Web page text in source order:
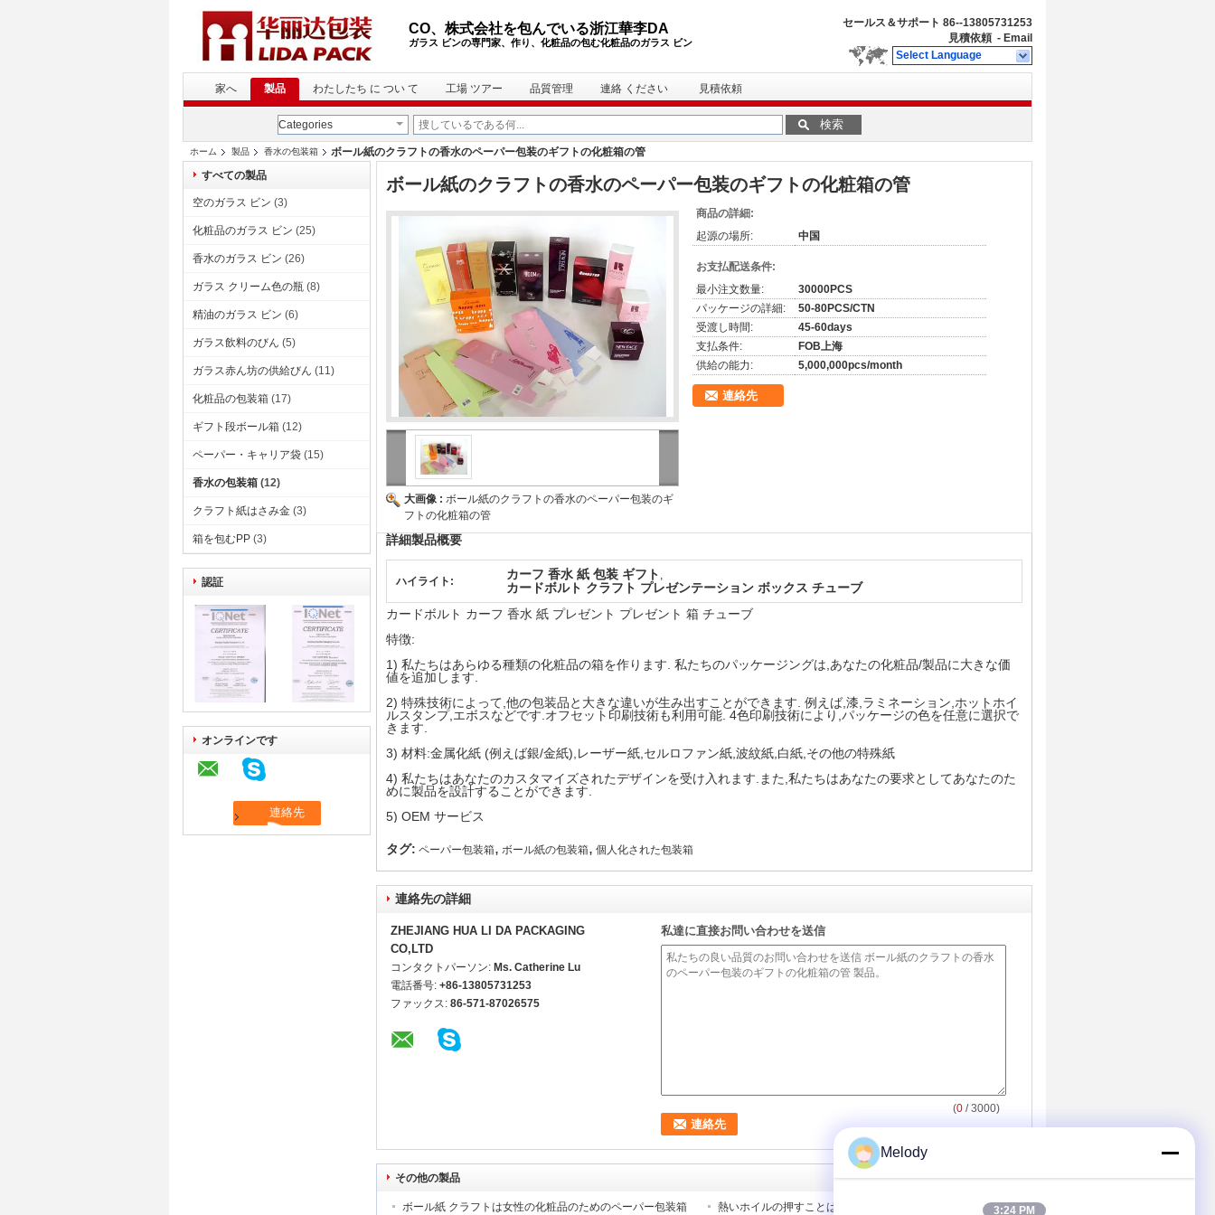
CO、株式会社を包んでいる浙江華李DA
ガラス ビンの専門家、作り、化粧品の包む化粧品のガラス ビン
セールス＆サポート 86--13805731253
見積依頼 - Email
Select Language
家へ 製品 わたしたち に つい て 工場 ツアー 品質管理 連絡 ください 見積依頼
Categories 検索
ホーム 製品 香水の包装箱
ボール紙のクラフトの香水のペーパー包装のギフトの化粧箱の管
すべての製品
空のガラス ビン (3)
化粧品のガラス ビン (25)
香水のガラス ビン (26)
ガラス クリーム色の瓶 (8)
精油のガラス ビン (6)
ガラス飲料のびん (5)
ガラス赤ん坊の供給びん (11)
化粧品の包装箱 (17)
ギフト段ボール箱 (12)
ペーパー・キャリア袋 (15)
香水の包装箱 (12)
クラフト紙はさみ金 (3)
箱を包むPP (3)
認証
オンラインです
ボール紙のクラフトの香水のペーパー包装のギフトの化粧箱の管
大画像 : ボール紙のクラフトの香水のペーパー包装のギ
フトの化粧箱の管
商品の詳細:
起源の場所:
中国
お支払配送条件:
最小注文数量:
30000PCS
パッケージの詳細:
50-80PCS/CTN
受渡し時間:
45-60days
支払条件:
FOB上海
供給の能力:
5,000,000pcs/month
連絡先
詳細製品概要
ハイライト: カーフ 香水 紙 包装 ギフト ,
カードボルト クラフト プレゼンテーション ボックス チューブ
カードボルト カーフ 香水 紙 プレゼント プレゼント 箱 チューブ
特徴:
1) 私たちはあらゆる種類の化粧品の箱を作ります. 私たちのパッケージングは,あなたの化粧品/製品に大きな価
値を追加します.
2) 特殊技術によって,他の包装品と大きな違いが生み出すことができます. 例えば,漆,ラミネーション,ホットホイ
ルスタンプ,エボスなどです.オフセット印刷技術も利用可能. 4色印刷技術により,パッケージの色を任意に選択で
きます.
3) 材料:金属化紙 (例えば銀/金紙),レーザー紙,セルロファン紙,波紋紙,白紙,その他の特殊紙
4) 私たちはあなたのカスタマイズされたデザインを受け入れます.また,私たちはあなたの要求としてあなたのた
めに製品を設計することができます.
5) OEM サービス
タグ: ペーパー包装箱, ボール紙の包装箱, 個人化された包装箱
連絡先の詳細
ZHEJIANG HUA LI DA PACKAGING
CO,LTD
コンタクトパーソン: Ms. Catherine Lu
電話番号: +86-13805731253
ファックス: 86-571-87026575
私達に直接お問い合わせを送信
(0 / 3000)
その他の製品
ボール紙 クラフトは女性の化粧品のためのペーパー包装箱 熱いホイルの押すことは女性の構造のためのペーパー包装
Melody
3:24 PM